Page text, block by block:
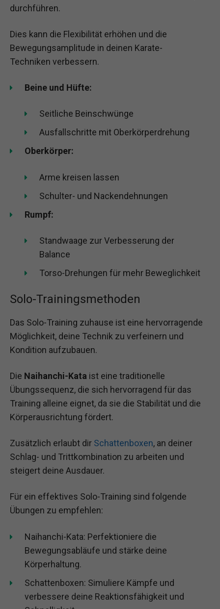
durchführen.
Dies kann die Flexibilität erhöhen und die
Bewegungsamplitude in deinen Karate-
Techniken verbessern.
Beine und Hüfte:
Seitliche Beinschwünge
Ausfallschritte mit Oberkörperdrehung
Oberkörper:
Arme kreisen lassen
Schulter- und Nackendehnungen
Rumpf:
Standwaage zur Verbesserung der
Balance
Torso-Drehungen für mehr Beweglichkeit
Solo-Trainingsmethoden
Das Solo-Training zuhause ist eine hervorragende
Möglichkeit, deine Technik zu verfeinern und
Kondition aufzubauen.
Die Naihanchi-Kata ist eine traditionelle
Übungssequenz, die sich hervorragend für das
Training alleine eignet, da sie die Stabilität und die
Körperausrichtung fördert.
Zusätzlich erlaubt dir Schattenboxen, an deiner
Schlag- und Trittkombination zu arbeiten und
steigert deine Ausdauer.
Für ein effektives Solo-Training sind folgende
Übungen zu empfehlen:
Naihanchi-Kata: Perfektioniere die
Bewegungsabläufe und stärke deine
Körperhaltung.
Schattenboxen: Simuliere Kämpfe und
verbessere deine Reaktionsfähigkeit und